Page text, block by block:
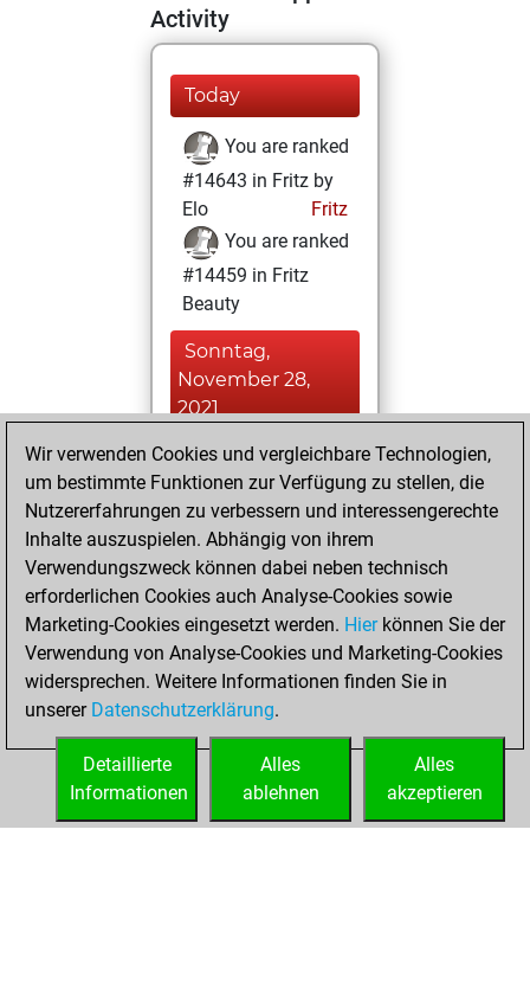
Activity
Today
You are ranked
#14643 in Fritz by
Elo
Fritz
You are ranked
#14459 in Fritz
Beauty
Sonntag,
November 28,
2021
You achieved a
BeautyScore of 10
Fritz
achieved a new Elo
of 1588
Mittwoch, Januar
20, 2021
You created
your Fritz account
Wir verwenden Cookies und vergleichbare Technologien,
um bestimmte Funktionen zur Verfügung zu stellen, die
Nutzererfahrungen zu verbessern und interessengerechte
Inhalte auszuspielen. Abhängig von ihrem
Verwendungszweck können dabei neben technisch
erforderlichen Cookies auch Analyse-Cookies sowie
Marketing-Cookies eingesetzt werden. Hierkönnen Sie der
Verwendung von Analyse-Cookies und Marketing-Cookies
widersprechen. Weitere Informationen finden Sie in
unserer Datenschutzerklärung.
Alles
akzeptieren
Alles
ablehnen
Detaillierte
Informationen